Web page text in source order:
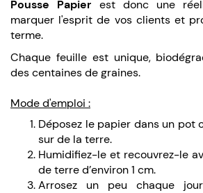
Pousse Papier est donc une
marquer l'esprit de vos clients et
terme.
Chaque feuille est unique,
des centaines de graines.
Mode d'emploi :
Déposez le papier dans un pot
sur de la terre.
Humidifiez-le et recouvrez-le
de terre d’environ 1 cm.
Arrosez un peu chaque